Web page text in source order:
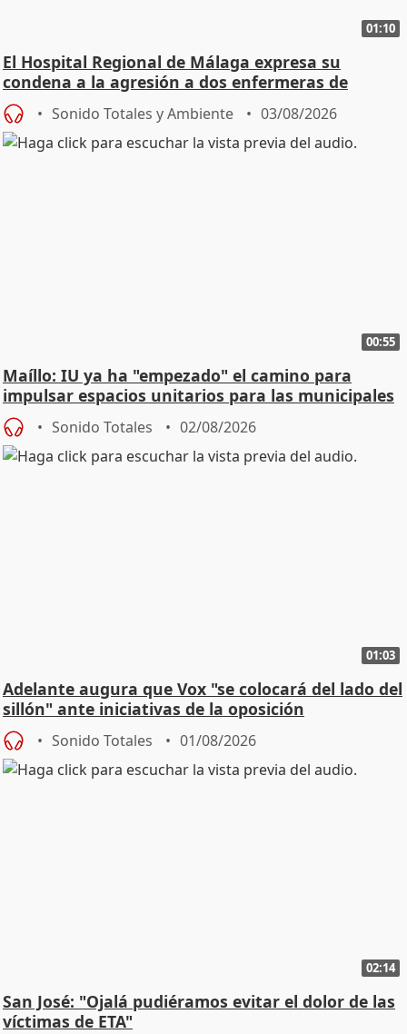
01:10
El Hospital Regional de Málaga expresa su
condena a la agresión a dos enfermeras de
Urgencias
Sonido Totales y Ambiente 03/08/2026
00:55
Maíllo: IU ya ha "empezado" el camino para
impulsar espacios unitarios para las municipales
Sonido Totales 02/08/2026
01:03
Adelante augura que Vox "se colocará del lado del
sillón" ante iniciativas de la oposición
Sonido Totales 01/08/2026
02:14
San José: "Ojalá pudiéramos evitar el dolor de las
víctimas de ETA"